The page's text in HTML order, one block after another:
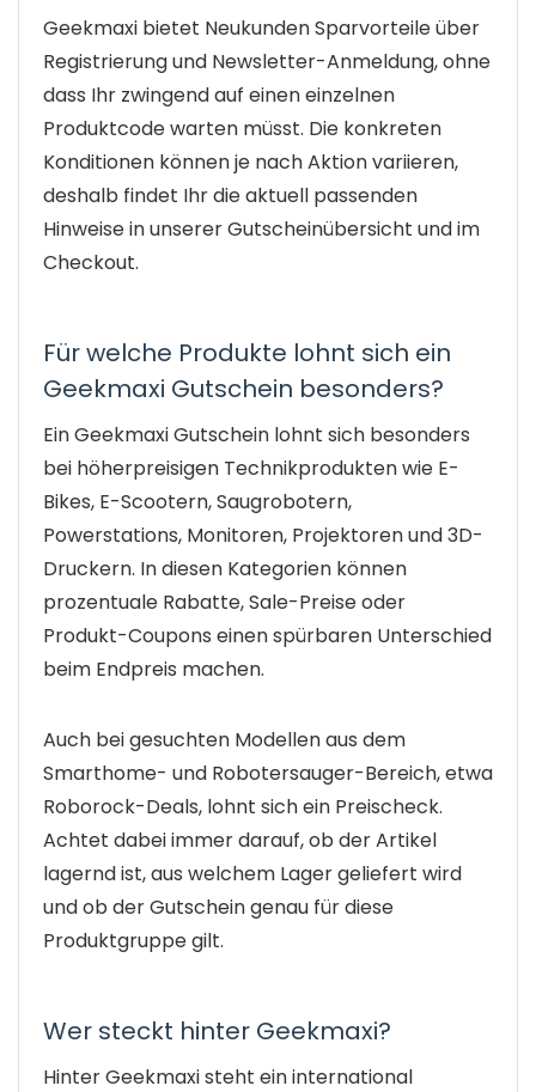
Geekmaxi bietet Neukunden Sparvorteile über
Registrierung und Newsletter-Anmeldung, ohne
dass Ihr zwingend auf einen einzelnen
Produktcode warten müsst. Die konkreten
Konditionen können je nach Aktion variieren,
deshalb findet Ihr die aktuell passenden
Hinweise in unserer Gutscheinübersicht und im
Checkout.
Für welche Produkte lohnt sich ein
Geekmaxi Gutschein besonders?
Ein Geekmaxi Gutschein lohnt sich besonders
bei höherpreisigen Technikprodukten wie E-
Bikes, E-Scootern, Saugrobotern,
Powerstations, Monitoren, Projektoren und 3D-
Druckern. In diesen Kategorien können
prozentuale Rabatte, Sale-Preise oder
Produkt-Coupons einen spürbaren Unterschied
beim Endpreis machen.
Auch bei gesuchten Modellen aus dem
Smarthome- und Robotersauger-Bereich, etwa
Roborock-Deals, lohnt sich ein Preischeck.
Achtet dabei immer darauf, ob der Artikel
lagernd ist, aus welchem Lager geliefert wird
und ob der Gutschein genau für diese
Produktgruppe gilt.
Wer steckt hinter Geekmaxi?
Hinter Geekmaxi steht ein international